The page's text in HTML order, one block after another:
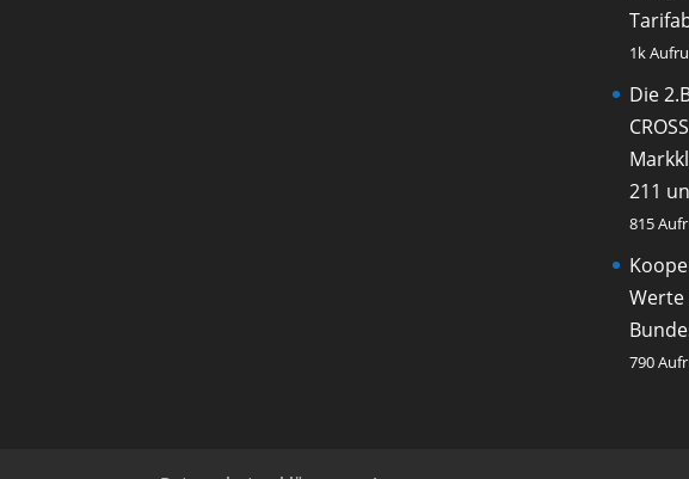
1k
Die
211
815
Werte
790